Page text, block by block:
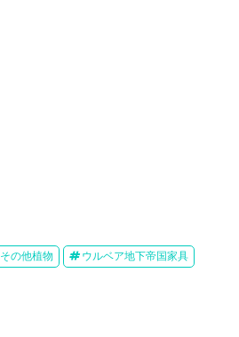
その他植物 ウルベア地下帝国家具